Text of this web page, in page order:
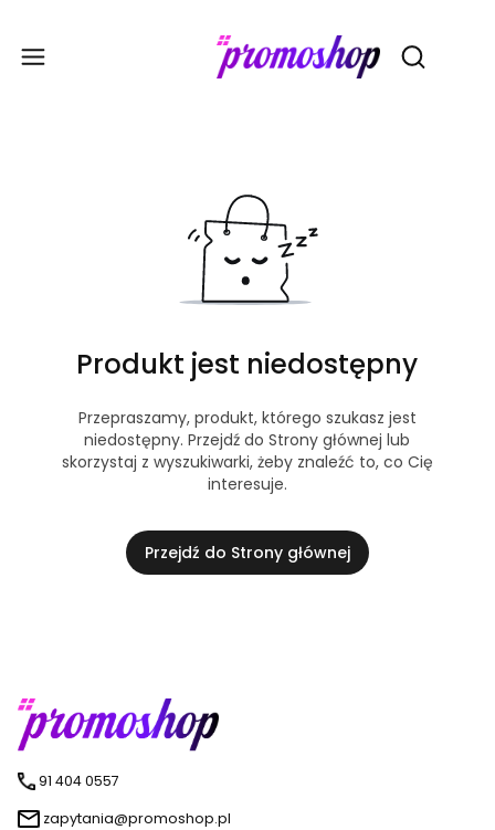
Otwórz
Produkt jest niedostępny
Przepraszamy, produkt, którego szukasz jest
niedostępny. Przejdź do Strony głównej lub
skorzystaj z wyszukiwarki, żeby znaleźć to, co Cię
interesuje.
Przejdź do Strony głównej
91 404 0557
zapytania@promoshop.pl